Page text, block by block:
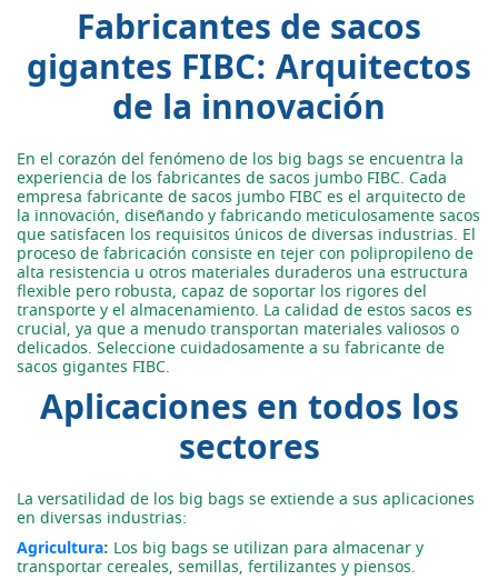
Fabricantes de sacos
gigantes FIBC: Arquitectos
de la innovación
En el corazón del fenómeno de los big bags se encuentra la
experiencia de los fabricantes de sacos jumbo FIBC. Cada
empresa fabricante de sacos jumbo FIBC es el arquitecto de
la innovación, diseñando y fabricando meticulosamente sacos
que satisfacen los requisitos únicos de diversas industrias. El
proceso de fabricación consiste en tejer con polipropileno de
alta resistencia u otros materiales duraderos una estructura
flexible pero robusta, capaz de soportar los rigores del
transporte y el almacenamiento. La calidad de estos sacos es
crucial, ya que a menudo transportan materiales valiosos o
delicados. Seleccione cuidadosamente a su fabricante de
sacos gigantes FIBC.
Aplicaciones en todos los
sectores
La versatilidad de los big bags se extiende a sus aplicaciones
en diversas industrias:
Agricultura: Los big bags se utilizan para almacenar y
transportar cereales, semillas, fertilizantes y piensos.